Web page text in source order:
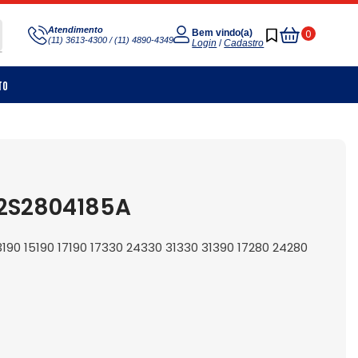
Atendimento
(11) 3613-4300 / (11) 4890-4349
Bem vindo(a)
Login /Cadastro
0
Meu
Carrinho
15190 17190 17330 24330 31330 31390 17280 24280